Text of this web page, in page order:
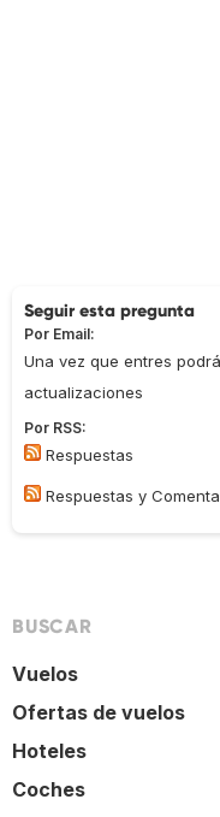
Seguir esta pregunta
Por Email:
Una vez que entres
actualizaciones
Por RSS:
Respuestas
Respuestas y
BUSCAR
Vuelos
Ofertas de vuelos
Hoteles
Coches